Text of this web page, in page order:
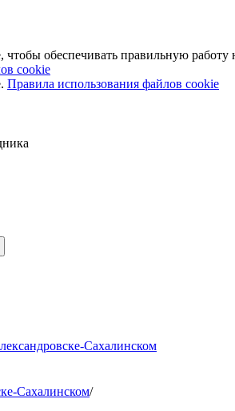
обеспечивать правильную работу
cookie
Правила использования файлов cookie
Сахалинском
Сахалинском/